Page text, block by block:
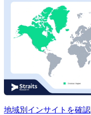
地域別インサイトを確認